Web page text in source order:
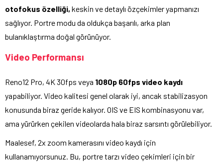
otofokus özelliği, keskin ve detaylı özçekimler yapmanızı
sağlıyor. Portre modu da oldukça başarılı, arka plan
bulanıklaştırma doğal görünüyor.
Video Performansı
Reno12 Pro, 4K 30fps veya 1080p 60fps video kaydı
yapabiliyor. Video kalitesi genel olarak iyi, ancak stabilizasyon
konusunda biraz geride kalıyor. OIS ve EIS kombinasyonu var,
ama yürürken çekilen videolarda hala biraz sarsıntı görülebiliyor.
Maalesef, 2x zoom kamerasını video kaydı için
kullanamıyorsunuz. Bu, portre tarzı video çekimleri için bir